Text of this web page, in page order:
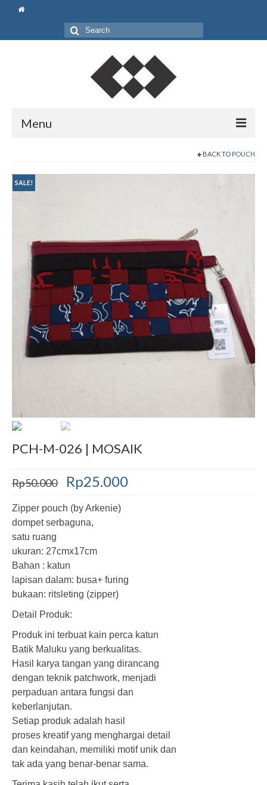
Search
for:
Menu
Shop
Gift Set
Decor
Pre-Cut
Jurnal
Tentang
BACK TO POUCH
SALE!
PCH-M-026 | MOSAIK
Rp50.000 Rp25.000
Zipper pouch (by Arkenie)
dompet serbaguna,
satu ruang
ukuran: 27cmx17cm
Bahan : katun
lapisan dalam: busa+ furing
bukaan: ritsleting (zipper)
Detail Produk:
Produk ini terbuat kain perca katun
Batik Maluku yang berkualitas.
Hasil karya tangan yang dirancang
dengan teknik patchwork, menjadi
perpaduan antara fungsi dan
keberlanjutan.
Setiap produk adalah hasil
proses kreatif yang menghargai detail
dan keindahan, memiliki motif unik dan
tak ada yang benar-benar sama.